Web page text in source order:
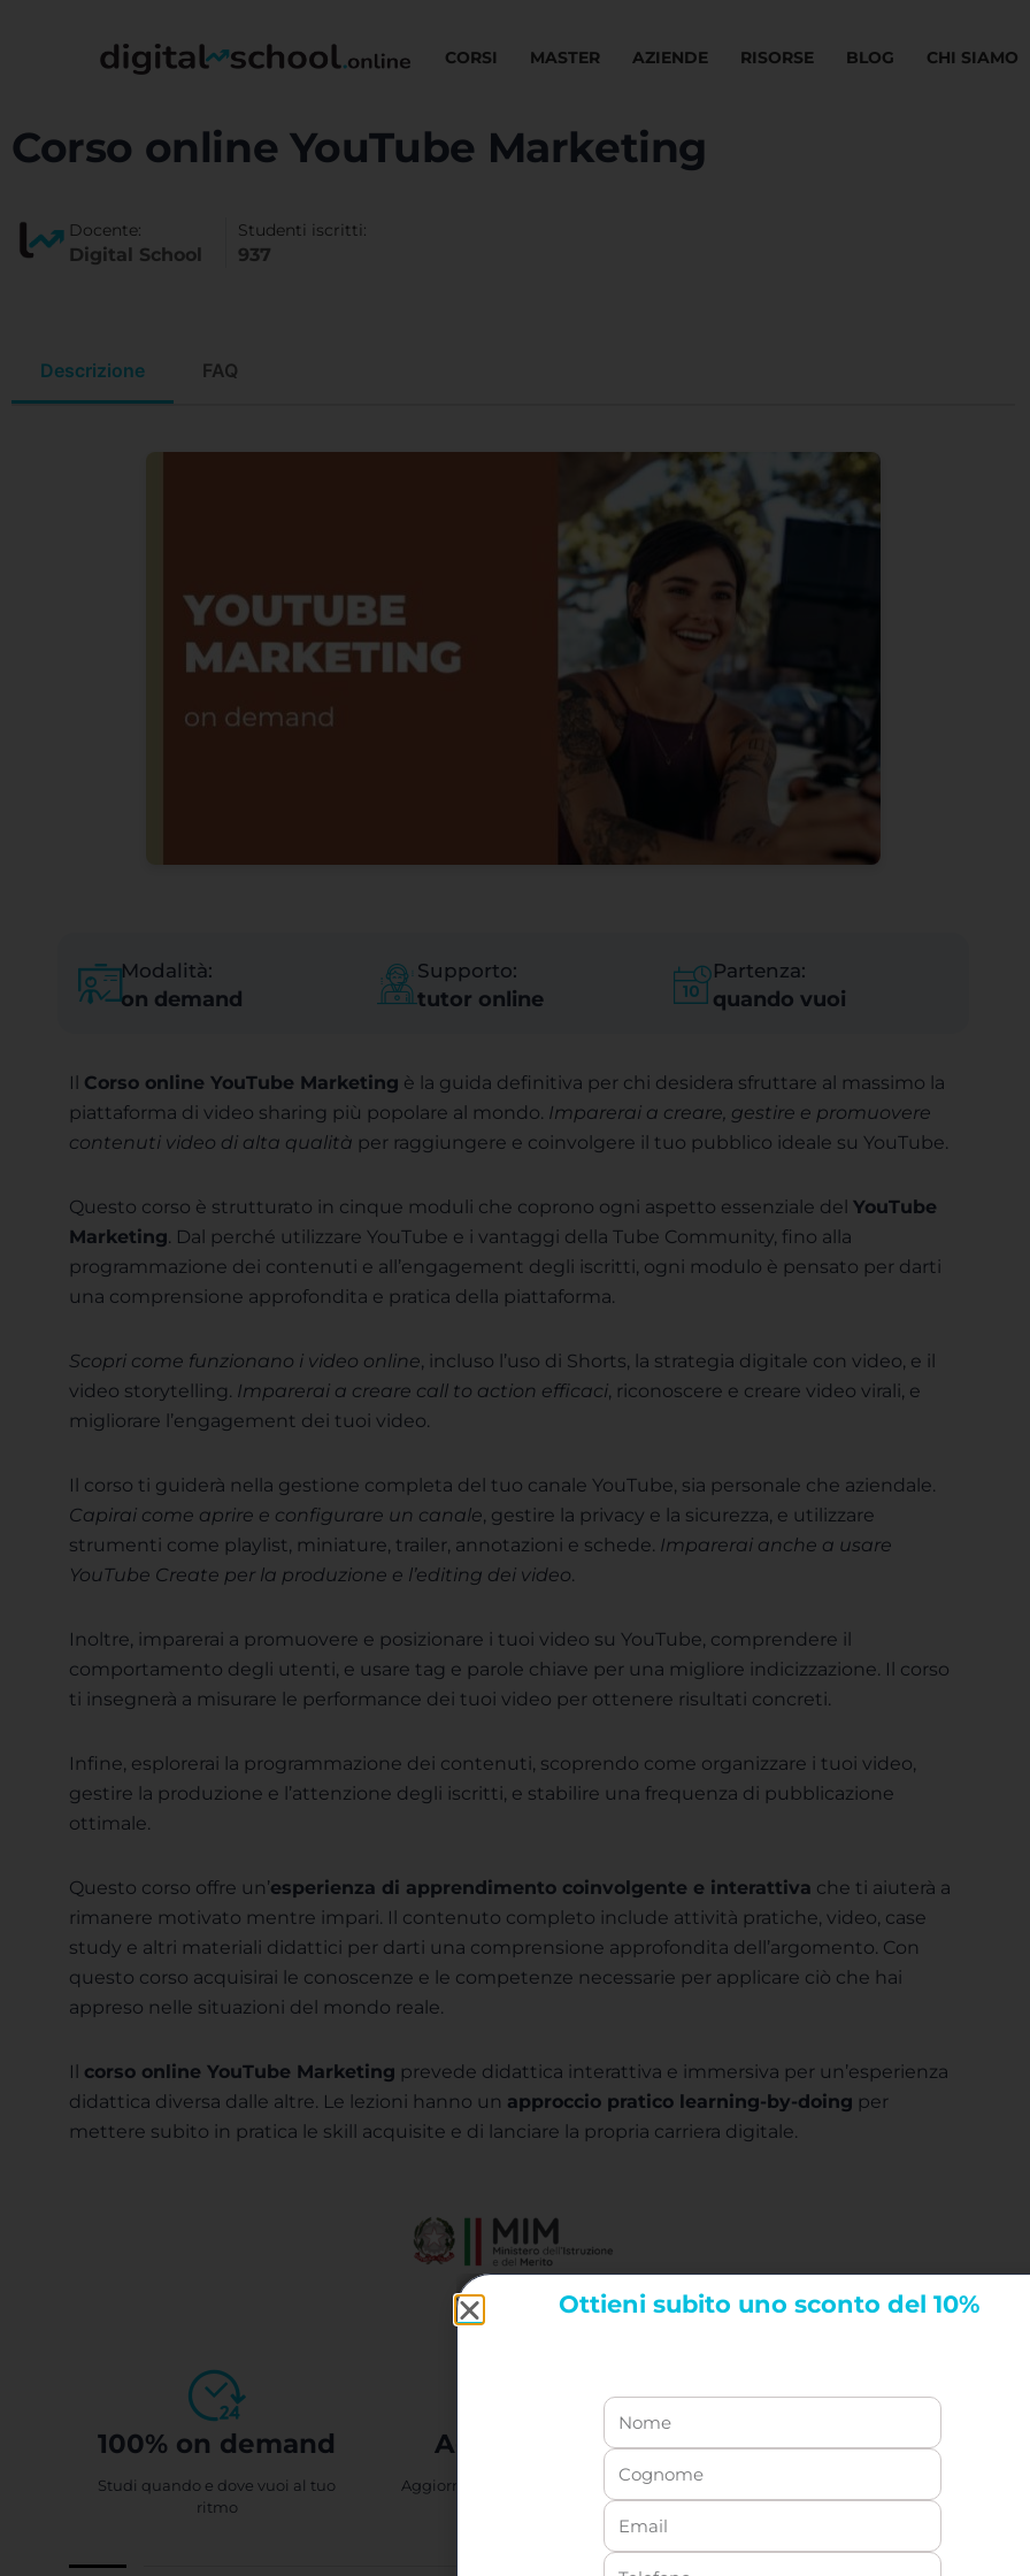
CORSI MASTER AZIENDE RISORSE BLOG CHI SIAMO
Corso online YouTube Marketing
Docente:
Digital School
Studenti iscritti:
937
Descrizione FAQ
Modalità:
on demand
Supporto:
tutor online
Partenza:
quando vuoi
Il Corso online YouTube Marketing è la guida definitiva per chi desidera sfruttare al massimo la
piattaforma di video sharing più popolare al mondo. Imparerai a creare, gestire e promuovere
contenuti video di alta qualità per raggiungere e coinvolgere il tuo pubblico ideale su YouTube.
Questo corso è strutturato in cinque moduli che coprono ogni aspetto essenziale del YouTube
Marketing. Dal perché utilizzare YouTube e i vantaggi della Tube Community, fino alla
programmazione dei contenuti e all’engagement degli iscritti, ogni modulo è pensato per darti
una comprensione approfondita e pratica della piattaforma.
Scopri come funzionano i video online, incluso l’uso di Shorts, la strategia digitale con video, e il
video storytelling. Imparerai a creare call to action efficaci, riconoscere e creare video virali, e
migliorare l’engagement dei tuoi video.
Il corso ti guiderà nella gestione completa del tuo canale YouTube, sia personale che aziendale.
Capirai come aprire e configurare un canale, gestire la privacy e la sicurezza, e utilizzare
strumenti come playlist, miniature, trailer, annotazioni e schede. Imparerai anche a usare
YouTube Create per la produzione e l’editing dei video.
Inoltre, imparerai a promuovere e posizionare i tuoi video su YouTube, comprendere il
comportamento degli utenti, e usare tag e parole chiave per una migliore indicizzazione. Il corso
ti insegnerà a misurare le performance dei tuoi video per ottenere risultati concreti.
Infine, esplorerai la programmazione dei contenuti, scoprendo come organizzare i tuoi video,
gestire la produzione e l’attenzione degli iscritti, e stabilire una frequenza di pubblicazione
ottimale.
Questo corso offre un’esperienza di apprendimento coinvolgente e interattiva che ti aiuterà a
rimanere motivato mentre impari. Il contenuto completo include attività pratiche, video, case
study e altri materiali didattici per darti una comprensione approfondita dell’argomento. Con
questo corso acquisirai le conoscenze e le competenze necessarie per applicare ciò che hai
appreso nelle situazioni del mondo reale.
Il corso online YouTube Marketing prevede didattica interattiva e immersiva per un’esperienza
didattica diversa dalle altre. Le lezioni hanno un approccio pratico learning-by-doing per
mettere subito in pratica le skill acquisite​ e di lanciare la propria carriera digitale.
100% on demand
Studi quando e dove vuoi al tuo
ritmo
Aggiornato
Aggiornamento periodico dei
Professionalizzante
Arricchisci il CV su LinkedIn e lancia
la tua carriera
Ottieni subito uno sconto del 10%